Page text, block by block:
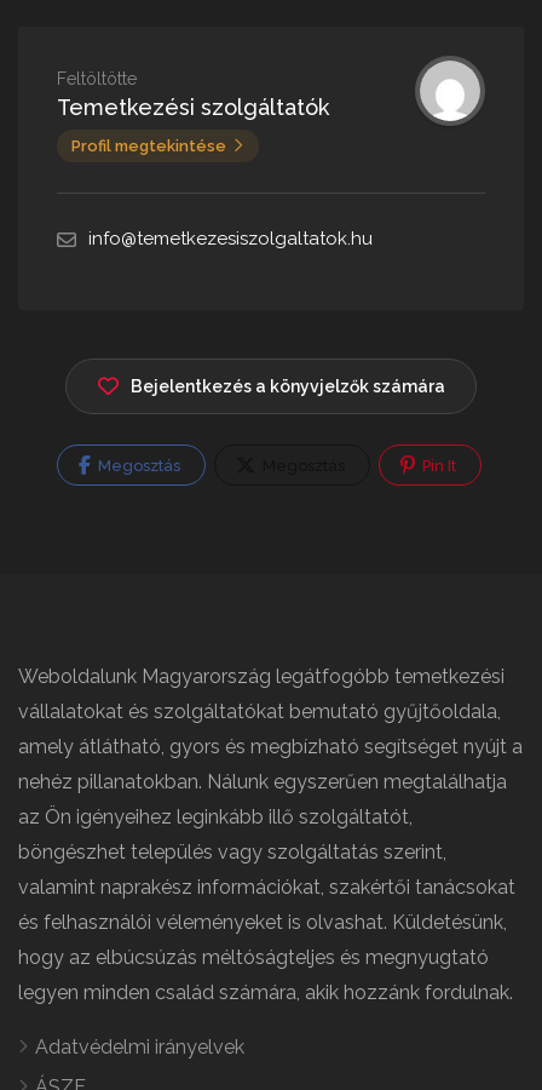
Feltöltötte
Temetkezési szolgáltatók
Profil megtekintése
info@temetkezesiszolgaltatok.hu
Bejelentkezés a könyvjelzők számára
Megosztás Pin It
Weboldalunk Magyarország legátfogóbb temetkezési
vállalatokat és szolgáltatókat bemutató gyűjtőoldala,
amely átlátható, gyors és megbízható segítséget nyújt a
nehéz pillanatokban. Nálunk egyszerűen megtalálhatja
az Ön igényeihez leginkább illő szolgáltatót,
böngészhet település vagy szolgáltatás szerint,
valamint naprakész információkat, szakértői tanácsokat
és felhasználói véleményeket is olvashat. Küldetésünk,
hogy az elbúcsúzás méltóságteljes és megnyugtató
legyen minden család számára, akik hozzánk fordulnak.
Adatvédelmi irányelvek